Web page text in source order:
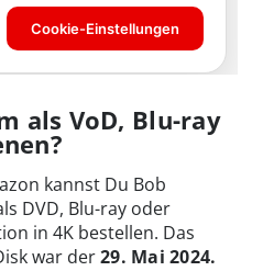
als VoD, Blu-ray
kannst Du Bob
DVD, Blu-ray oder
in 4K bestellen. Das
war der29. Mai 2024.